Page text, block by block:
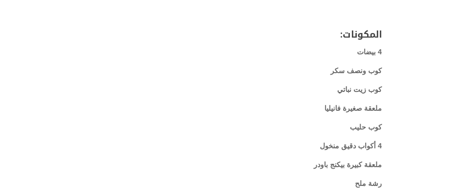
المكونات:
4 بيضات
كوب ونصف سكر
كوب زيت نباتي
ملعقة صغيرة فانيليا
كوب حليب
4 أكواب دقيق منخول
ملعقة كبيرة بيكنج باودر
رشة ملح